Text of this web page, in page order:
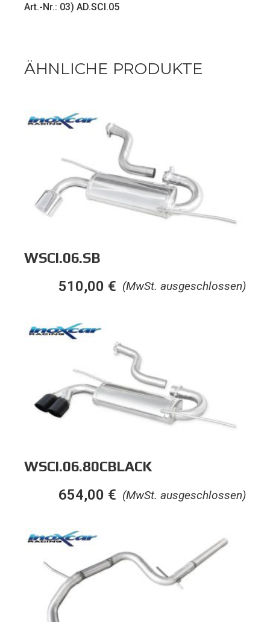
Art.-Nr.: 03) AD.SCI.05
ÄHNLICHE PRODUKTE
WSCI.06.SB
(MwSt. ausgeschlossen)
510,00 €
WSCI.06.80CBLACK
(MwSt. ausgeschlossen)
654,00 €